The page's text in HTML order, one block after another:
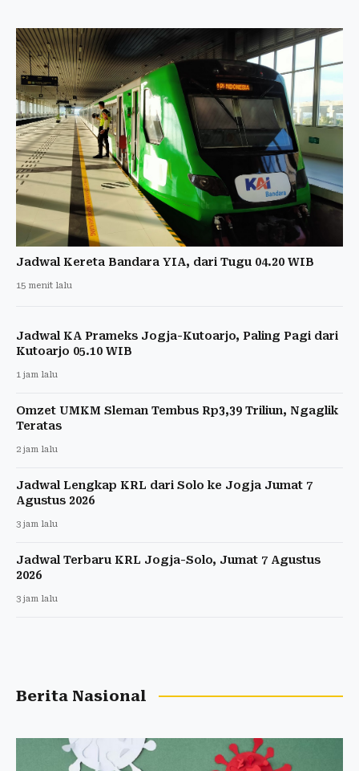
Jadwal Kereta Bandara YIA, dari Tugu 04.20 WIB
15 menit lalu
Jadwal KA Prameks Jogja-Kutoarjo, Paling Pagi dari
Kutoarjo 05.10 WIB
1 jam lalu
Omzet UMKM Sleman Tembus Rp3,39 Triliun, Ngaglik
Teratas
2 jam lalu
Jadwal Lengkap KRL dari Solo ke Jogja Jumat 7
Agustus 2026
3 jam lalu
Jadwal Terbaru KRL Jogja-Solo, Jumat 7 Agustus
2026
3 jam lalu
Berita Nasional